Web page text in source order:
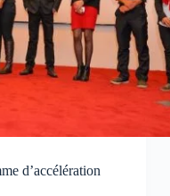
d’accélération